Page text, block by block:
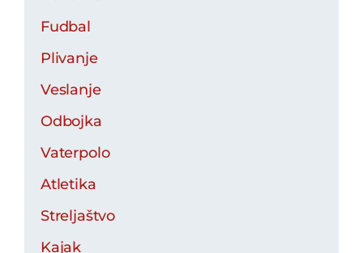
Fudbal
Plivanje
Veslanje
Odbojka
Vaterpolo
Atletika
Streljaštvo
Kajak